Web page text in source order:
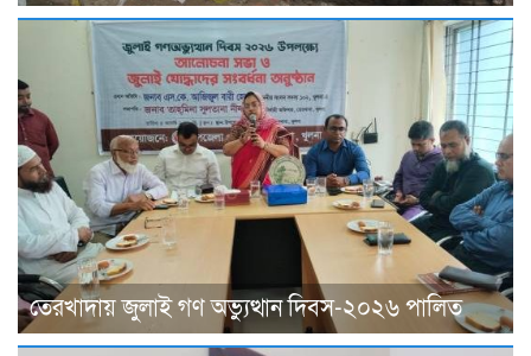
তেরখাদায় জুলাই গণ অভ্যুত্থান দিবস-২০২৬ পালিত